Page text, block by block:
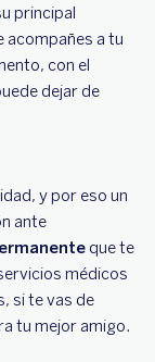
principal
acompañes a tu
con el
dejar de
y por eso un
ante
que te
médicos
si te vas de
tu mejor amigo.